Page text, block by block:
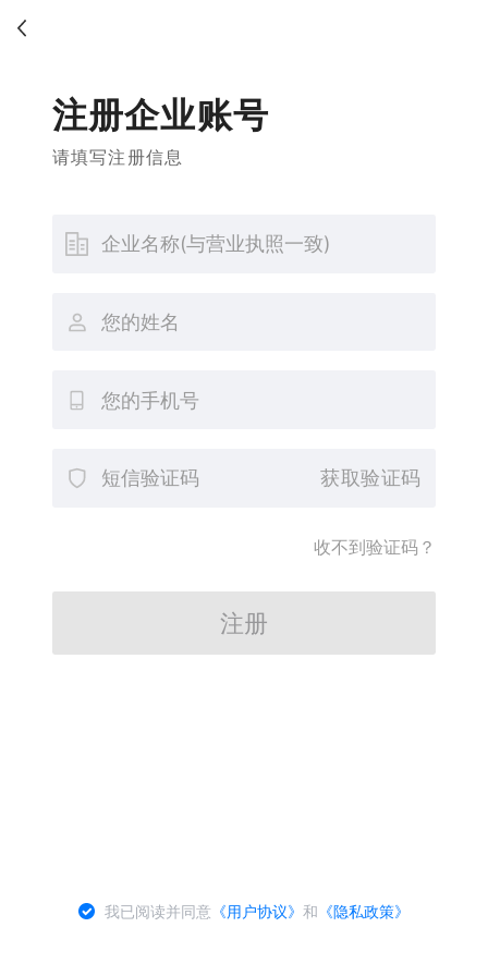
注册企业账号
请填写注册信息
获取验证码
收不到验证码？
注册
我已阅读并同意 《用户协议》和 《隐私政策》